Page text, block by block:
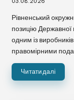
Рівненський
позицію Державної
одним із
правомірними
Читати далі